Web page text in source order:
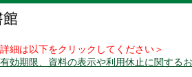
細は以下をクリックしてください＞
効期限、資料の表示や利用休止に関する